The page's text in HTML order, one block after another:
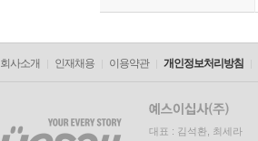
회사소개 인재채용 이용약관 개인정보처리방침
대표 : 김석환, 최세라